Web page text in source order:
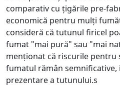
comparativ cu țigările pre-
economică pentru mulți
consideră că tutunul firicel
fumat "mai pură" sau "mai
menționat că riscurile pentru
fumatul rămân
prezentare a tutunului.s